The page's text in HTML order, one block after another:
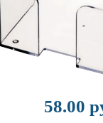
58.00